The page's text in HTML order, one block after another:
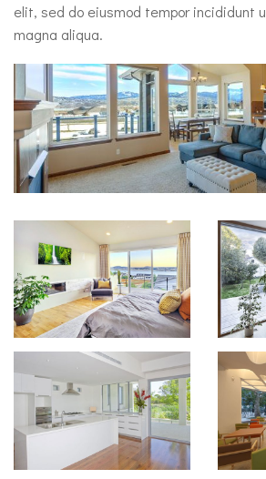
elit, sed do eiusmod tempor incididunt
magna aliqua.